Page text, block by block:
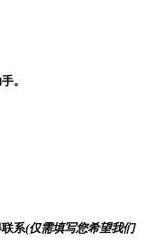
。
系(仅需填写您希望我们